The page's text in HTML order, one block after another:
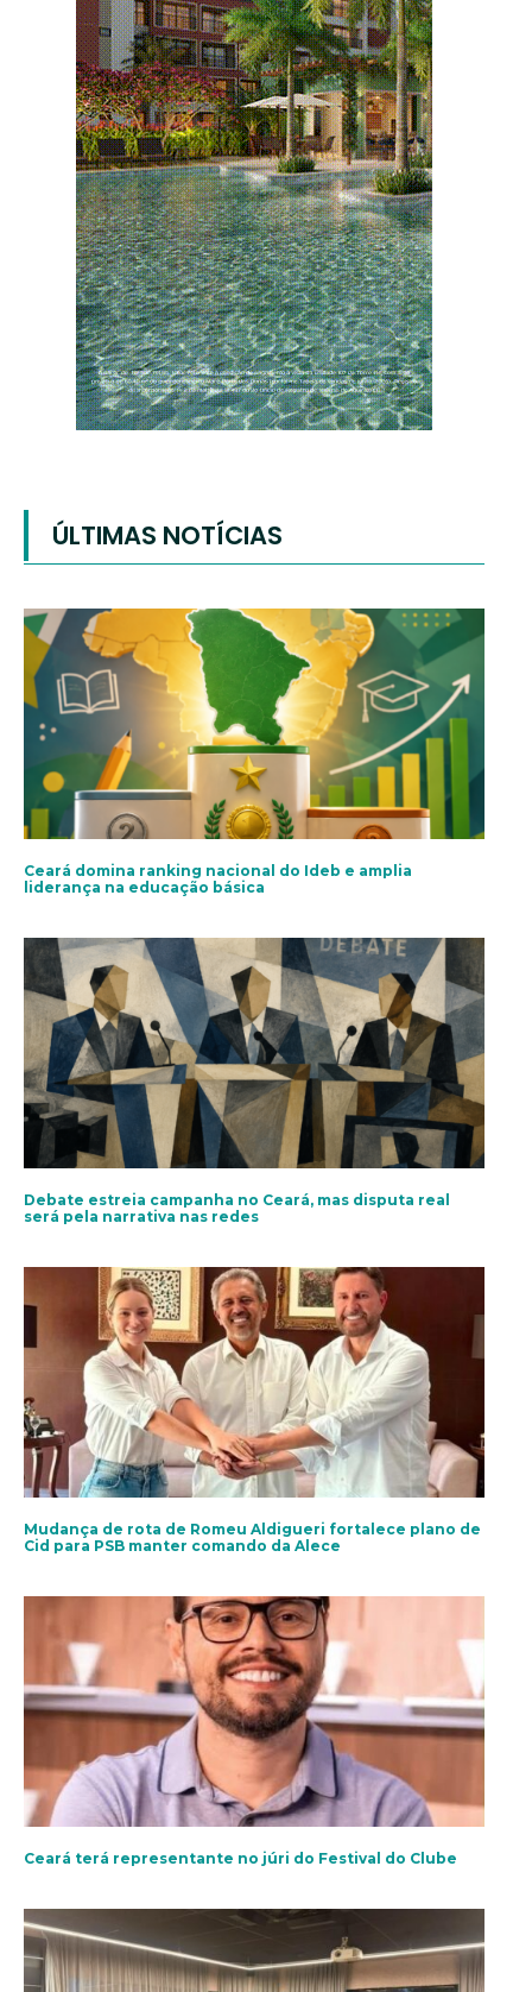
ÚLTIMAS NOTÍCIAS
Ceará domina ranking nacional do Ideb e amplia
liderança na educação básica
Debate estreia campanha no Ceará, mas disputa real
será pela narrativa nas redes
Mudança de rota de Romeu Aldigueri fortalece plano de
Cid para PSB manter comando da Alece
Ceará terá representante no júri do Festival do Clube